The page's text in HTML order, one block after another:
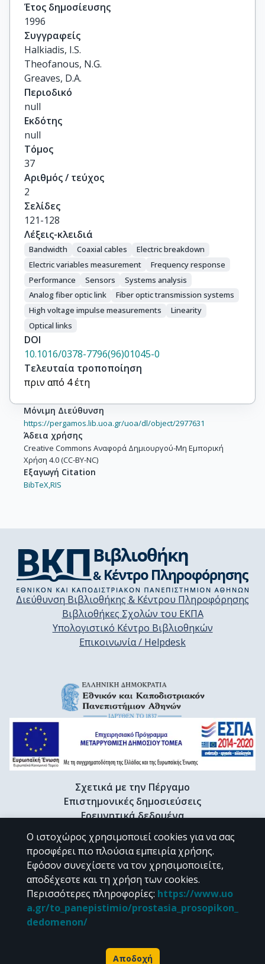
Έτος δημοσίευσης
1996
Συγγραφείς
Halkiadis, I.S.
Theofanous, N.G.
Greaves, D.A.
Περιοδικό
null
Εκδότης
null
Τόμος
37
Αριθμός / τεύχος
2
Σελίδες
121-128
Λέξεις-κλειδιά
Bandwidth Coaxial cables
Electric breakdown
Electric variables measurement
Frequency response
Performance
Sensors
Systems analysis
Analog fiber optic link
Fiber optic transmission systems
High voltage impulse measurements
Linearity
Optical links
DOI
10.1016/0378-7796(96)01045-0
Τελευταία τροποποίηση
πριν από 4 έτη
Μόνιμη Διεύθυνση
https://pergamos.lib.uoa.gr/uoa/dl/object/2977631
Άδεια χρήσης
Creative Commons Αναφορά Δημιουργού-Μη Εμπορική
Χρήση 4.0 (CC-BY-NC)
Εξαγωγή Citation
BibTeX,RIS
Διεύθυνση Βιβλιοθήκης & Κέντρου Πληροφόρησης
Βιβλιοθήκες Σχολών του ΕΚΠΑ
Υπολογιστικό Κέντρο Βιβλιοθηκών
Επικοινωνία / Helpdesk
Σχετικά με την Πέργαμο
Επιστημονικές δημοσιεύσεις
Ερευνητικά δεδομένα
Διδακτορικές διατριβές & Γκρίζα βιβλιογραφία
Προφίλ Ερευνητή
CC BY-NC 4.0
Εκτός αν αναφέρεται διαφορετικά, το υλικό της "Περγάμου" διατίθεται
Powered by
Ο ιστοχώρος χρησιμοποιεί cookies για να σας
προσφέρει πιο πλούσια εμπειρία χρήσης.
Εφόσον συνεχίσετε να τον χρησιμοποιείτε,
αποδέχεστε και τη χρήση των cookies.
Περισσότερες πληροφορίες: https://www.uo
a.gr/to_panepistimio/prostasia_prosopikon_
dedomenon/
Αποδοχή